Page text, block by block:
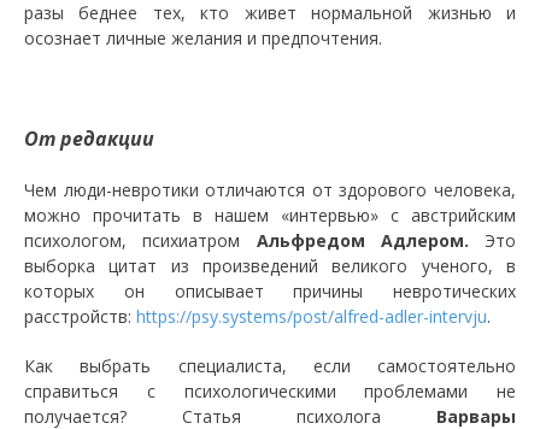
разы беднее тех, кто живет нормальной жизнью и
осознает личные желания и предпочтения.
От редакции
Чем люди-невротики отличаются от здорового человека,
можно прочитать в нашем «интервью» с австрийским
психологом, психиатром Альфредом Адлером. Это
выборка цитат из произведений великого ученого, в
которых он описывает причины невротических
расстройств: https://psy.systems/post/alfred-adler-intervju.
Как выбрать специалиста, если самостоятельно
справиться с психологическими проблемами не
получается? Статья психолога Варвары